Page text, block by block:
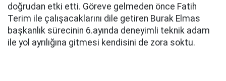
doğrudan etki etti. Göreve gelmeden önce Fatih
Terim ile çalışacaklarını dile getiren Burak Elmas
başkanlık sürecinin 6.ayında deneyimli teknik adam
ile yol ayrılığına gitmesi kendisini de zora soktu.